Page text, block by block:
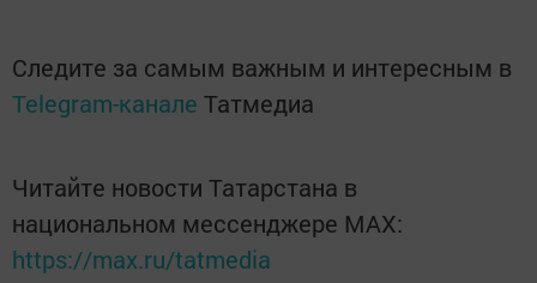
Следите за самым важным и интересным в
Telegram-канале Татмедиа
Читайте новости Татарстана в
национальном мессенджере MАХ:
https://max.ru/tatmedia